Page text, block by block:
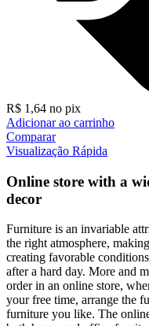
R$ 1,64 no pix
Adicionar ao carrinho
Comparar
Visualização Rápida
Online store with a
decor
Furniture is an invariable
the right atmosphere,
creating favorable
after a hard day. More and
order in an online store,
your free time, arrange the
furniture you like. The